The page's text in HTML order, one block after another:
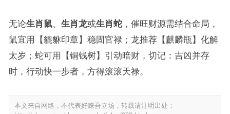
无论生肖鼠、 生肖龙或生肖蛇，催旺财源需结合命局，
鼠宜用【貔貅印章】稳固官禄；龙推荐【麒麟瓶】化解
太岁；蛇可用【铜钱树】引动暗财，切记：吉凶并存
时，行动快一步者，方得滚滚天禄。
本文来自网络，不代表好睐吾立场，转载请注明出处：